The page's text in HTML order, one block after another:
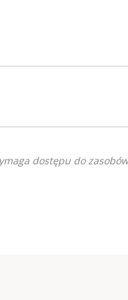
dostępu do